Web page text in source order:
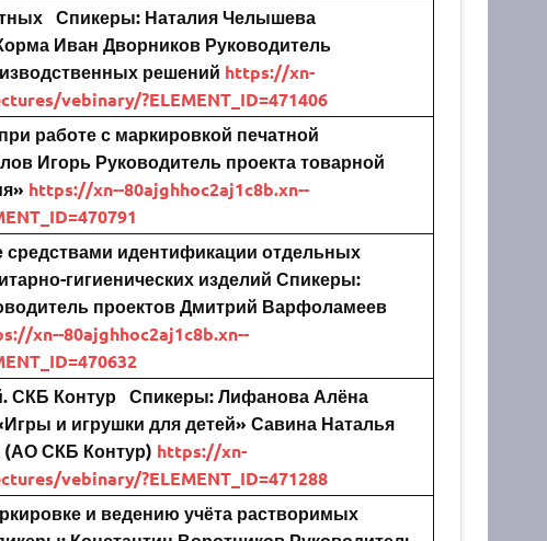
Спикеры: Наталия Челышева
Иван Дворников Руководитель
решений https://xn-
vebinary/?ELEMENT_ID=471406
работе с маркировкой печатной
Игорь Руководитель проекта товарной
https://xn--80ajghhoc2aj1c8b.xn--
средствами идентификации отдельных
гигиенических изделий Спикеры:
проектов Дмитрий Варфоламеев
xn--80ajghhoc2aj1c8b.xn--
СКБ Контур Спикеры: Лифанова Алёна
и игрушки для детей» Савина Наталья
(АО СКБ Контур) https://xn-
vebinary/?ELEMENT_ID=471288
и ведению учёта растворимых